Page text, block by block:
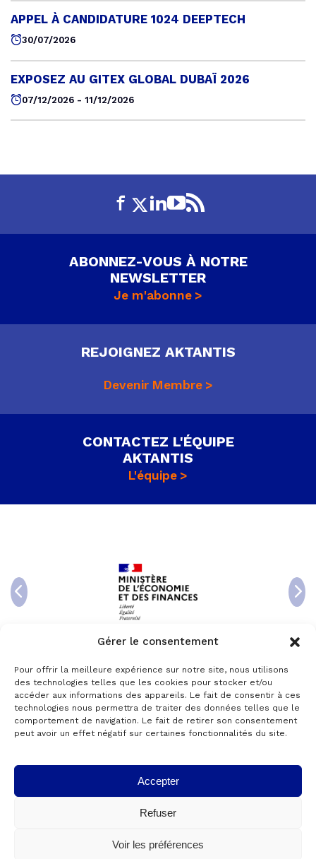
Gérer le consentement
Pour offrir la meilleure expérience sur notre site, nous utilisons
des technologies telles que les cookies pour stocker et/ou
accéder aux informations des appareils. Le fait de consentir à ces
technologies nous permettra de traiter des données telles que le
comportement de navigation. Le fait de retirer son consentement
peut avoir un effet négatif sur certaines fonctionnalités du site.
Accepter
Refuser
Voir les préférences
APPEL À CANDIDATURE 1024 DEEPTECH
30/07/2026
EXPOSEZ AU GITEX GLOBAL DUBAÏ 2026
07/12/2026 - 11/12/2026
ABONNEZ-VOUS À NOTRE
NEWSLETTER
Je m'abonne
REJOIGNEZ AKTANTIS
Devenir Membre
CONTACTEZ L'ÉQUIPE
AKTANTIS
L'équipe
© 2024 Copyright AKTANTIS -